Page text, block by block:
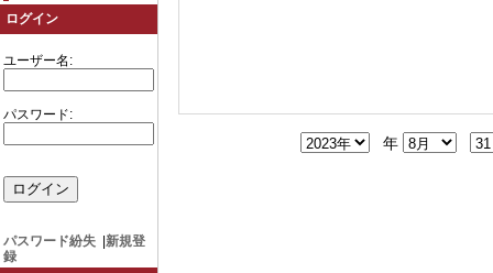
ログイン
ユーザー名:
パスワード:
パスワード紛失
新規登
録
年